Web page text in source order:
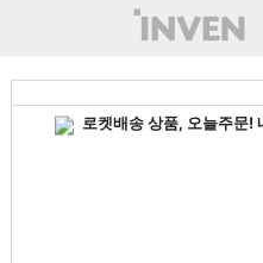
(주)
인